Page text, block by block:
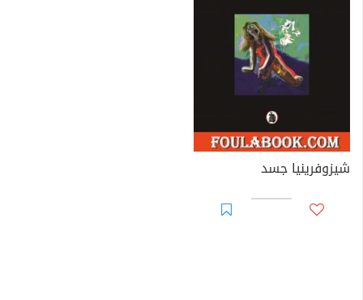
شيزوفرينيا جسد